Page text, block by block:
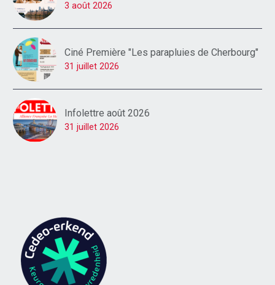
3 août 2026
Ciné Première "Les parapluies de Cherbourg"
31 juillet 2026
Infolettre août 2026
31 juillet 2026